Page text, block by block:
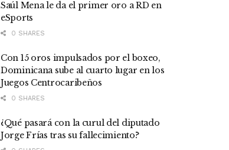
Saúl Mena le da el primer oro a RD en
eSports
0 SHARES
Con 15 oros impulsados por el boxeo,
Dominicana sube al cuarto lugar en los
Juegos Centrocaribeños
0 SHARES
¿Qué pasará con la curul del diputado
Jorge Frías tras su fallecimiento?